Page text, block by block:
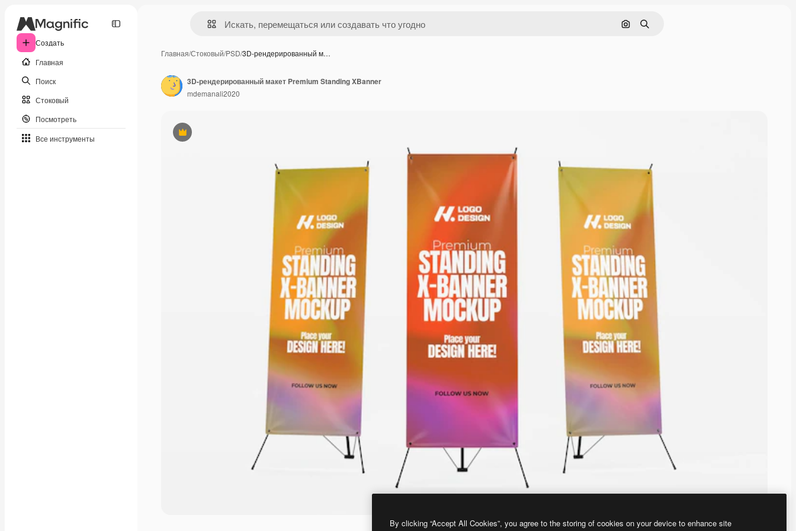
Создать
Главная
Поиск
Стоковый
Посмотреть
Все инструменты
Поиск по изображению
Поиск
Главная/Стоковый/PSD/3D-рендерированный м…
Премиум
3D-рендерированный макет Premium Standing XBanner
mdemanali2020
By clicking “Accept All Cookies”, you agree to the storing of cookies on your device to enhance site